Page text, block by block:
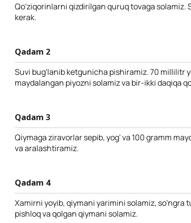
Qo'ziqorinlarni qizdirilgan quruq tovaga solamiz.
kerak.
Qadam 2
Suvi bug'lanib ketgunicha pishiramiz. 70 millilitr
maydalangan piyozni solamiz va bir-ikki daqiqa
Qadam 3
Qiymaga ziravorlar sepib, yog' va 100 gramm
va aralashtiramiz.
Qadam 4
Xamirni yoyib, qiymani yarimini solamiz, so'ngra
pishloq va qolgan qiymani solamiz.